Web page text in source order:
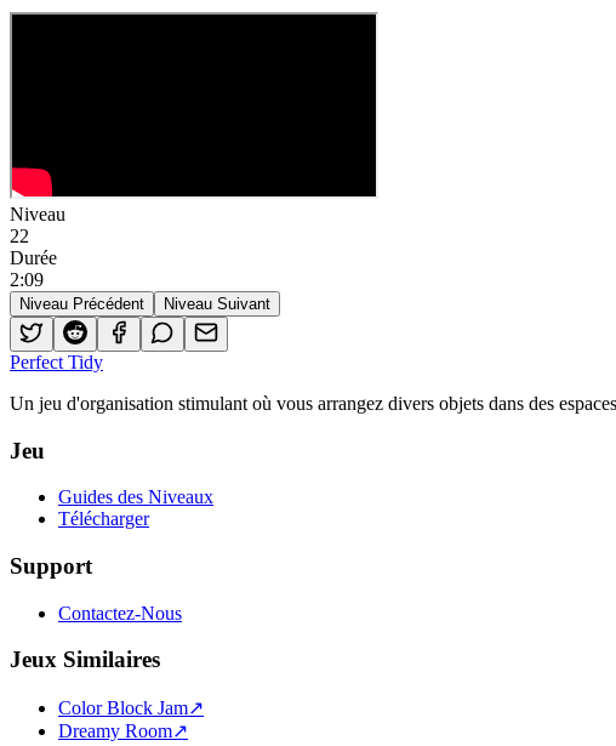
Niveau
22
Durée
2:09
Niveau Précédent Niveau Suivant
Perfect Tidy
Un jeu d'organisation stimulant où vous arrangez divers objets dans des
Jeu
Guides des Niveaux
Télécharger
Support
Contactez-Nous
Jeux Similaires
Color Block Jam↗️
Dreamy Room↗️